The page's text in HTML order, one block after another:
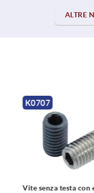
ALTRE
NUOVO
e punta